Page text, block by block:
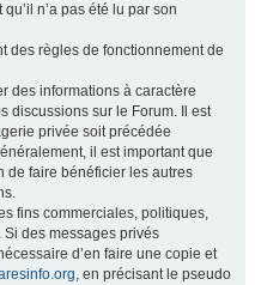
n’a pas été lu par son
des règles de fonctionnement de
des informations à caractère
discussions sur le Forum. Il est
privée soit précédée
il est important que
de faire bénéficier les autres
fins commerciales, politiques,
des messages privés
d’en faire une copie et
, en précisant le pseudo